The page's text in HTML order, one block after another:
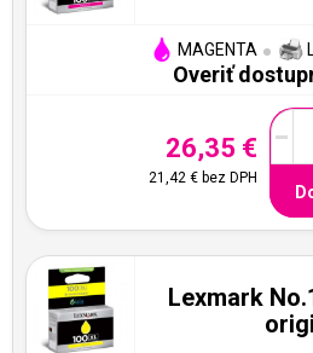
MAGENTA
Overiť
26,35 €
21,42 € bez DPH
-
Lexmark